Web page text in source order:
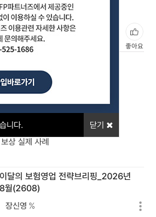
니다. 닫기
로세스 (누수)(2512)
좋아요
상 프로세스
상의 범위
상 실제 사례
이달의 보험영업 전략브리핑_2026년
8월(2608)
장신영 %